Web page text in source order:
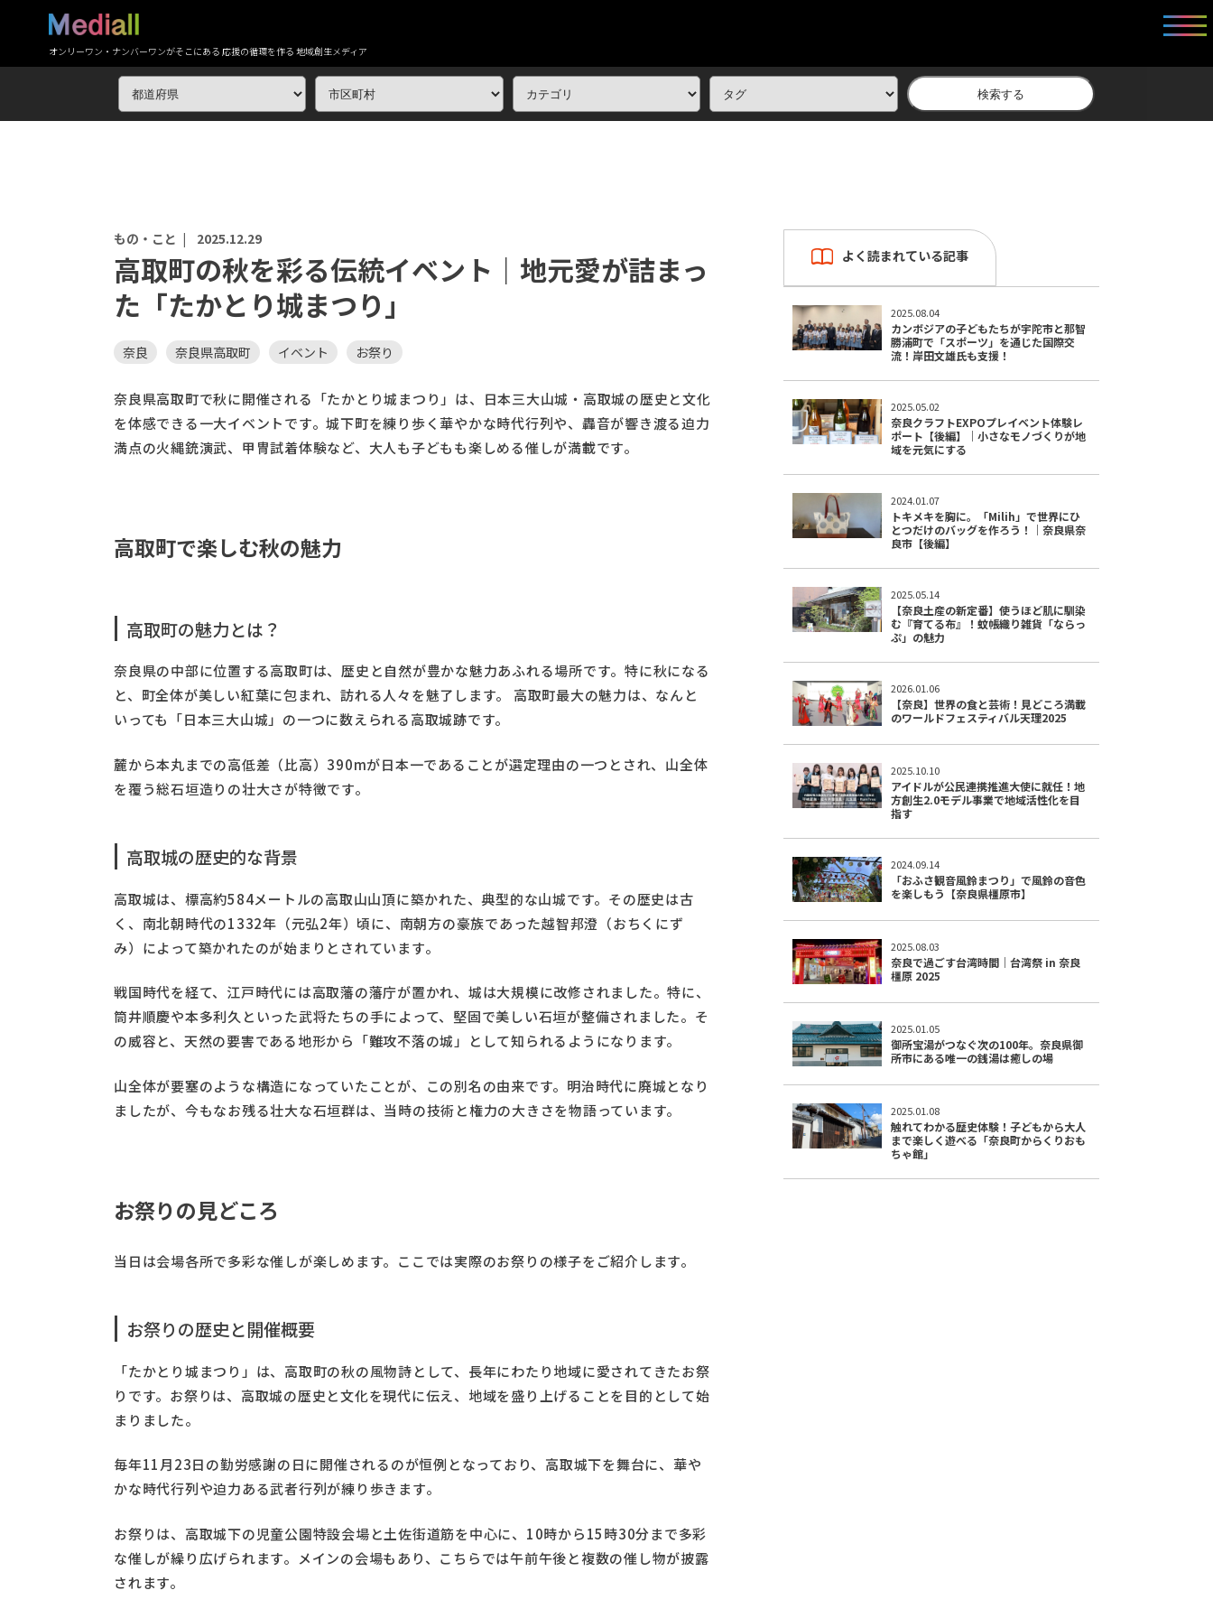
オンリーワン・ナンバーワンがそこにある 応援の循環を作る 地域創生メディア
検索する
もの・こと | 2025.12.29
高取町の秋を彩る伝統イベント｜地元愛が詰まっ
た「たかとり城まつり」
奈良 奈良県高取町 イベント お祭り
奈良県高取町で秋に開催される「たかとり城まつり」は、日本三大山城・高取城の歴史と文化
を体感できる一大イベントです。城下町を練り歩く華やかな時代行列や、轟音が響き渡る迫力
満点の火縄銃演武、甲冑試着体験など、大人も子どもも楽しめる催しが満載です。
高取町で楽しむ秋の魅力
高取町の魅力とは？
奈良県の中部に位置する高取町は、歴史と自然が豊かな魅力あふれる場所です。特に秋になる
と、町全体が美しい紅葉に包まれ、訪れる人々を魅了します。 高取町最大の魅力は、なんと
いっても「日本三大山城」の一つに数えられる高取城跡です。
麓から本丸までの高低差（比高）390mが日本一であることが選定理由の一つとされ、山全体
を覆う総石垣造りの壮大さが特徴です。
高取城の歴史的な背景
高取城は、標高約584メートルの高取山山頂に築かれた、典型的な山城です。その歴史は古
く、南北朝時代の1332年（元弘2年）頃に、南朝方の豪族であった越智邦澄（おちくにず
み）によって築かれたのが始まりとされています。
戦国時代を経て、江戸時代には高取藩の藩庁が置かれ、城は大規模に改修されました。特に、
筒井順慶や本多利久といった武将たちの手によって、堅固で美しい石垣が整備されました。そ
の威容と、天然の要害である地形から「難攻不落の城」として知られるようになります。
山全体が要塞のような構造になっていたことが、この別名の由来です。明治時代に廃城となり
ましたが、今もなお残る壮大な石垣群は、当時の技術と権力の大きさを物語っています。
お祭りの見どころ
当日は会場各所で多彩な催しが楽しめます。ここでは実際のお祭りの様子をご紹介します。
お祭りの歴史と開催概要
「たかとり城まつり」は、高取町の秋の風物詩として、長年にわたり地域に愛されてきたお祭
りです。お祭りは、高取城の歴史と文化を現代に伝え、地域を盛り上げることを目的として始
まりました。
毎年11月23日の勤労感謝の日に開催されるのが恒例となっており、高取城下を舞台に、華や
かな時代行列や迫力ある武者行列が練り歩きます。
お祭りは、高取城下の児童公園特設会場と土佐街道筋を中心に、10時から15時30分まで多彩
な催しが繰り広げられます。メインの会場もあり、こちらでは午前午後と複数の催し物が披露
されます。
よく読まれている記事
2025.08.04
カンボジアの子どもたちが宇陀市と那智
勝浦町で「スポーツ」を通じた国際交
流！岸田文雄氏も支援！
2025.05.02
奈良クラフトEXPOプレイベント体験レ
ポート【後編】｜小さなモノづくりが地
域を元気にする
2024.01.07
トキメキを胸に。「Milih」で世界にひ
とつだけのバッグを作ろう！｜奈良県奈
良市【後編】
2025.05.14
【奈良土産の新定番】使うほど肌に馴染
む『育てる布』！蚊帳織り雑貨「ならっ
ぷ」の魅力
2026.01.06
【奈良】世界の食と芸術！見どころ満載
のワールドフェスティバル天理2025
2025.10.10
アイドルが公民連携推進大使に就任！地
方創生2.0モデル事業で地域活性化を目
指す
2024.09.14
「おふさ観音風鈴まつり」で風鈴の音色
を楽しもう【奈良県橿原市】
2025.08.03
奈良で過ごす台湾時間｜台湾祭 in 奈良
橿原 2025
2025.01.05
御所宝湯がつなぐ次の100年。奈良県御
所市にある唯一の銭湯は癒しの場
2025.01.08
触れてわかる歴史体験！子どもから大人
まで楽しく遊べる「奈良町からくりおも
ちゃ館」